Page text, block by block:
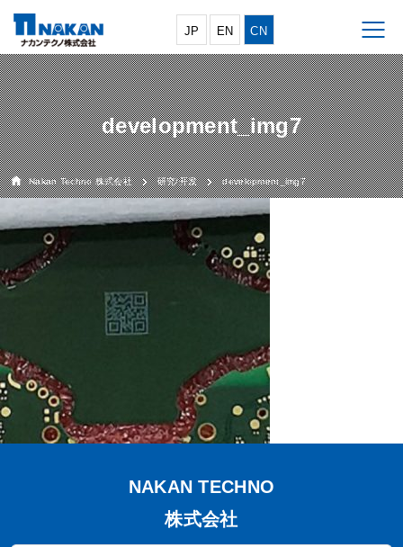
JP EN CN
development_img7
Nakan Techno 株式会社 研究/开发 development_img7
NAKAN TECHNO
株式会社